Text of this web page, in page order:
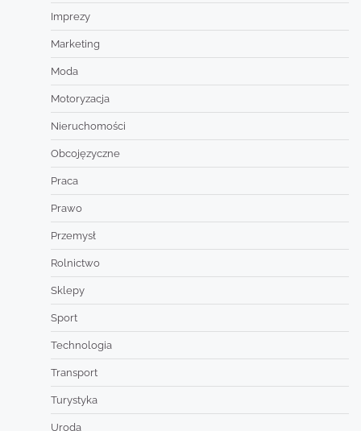
Imprezy
Marketing
Moda
Motoryzacja
Nieruchomości
Obcojęzyczne
Praca
Prawo
Przemysł
Rolnictwo
Sklepy
Sport
Technologia
Transport
Turystyka
Uroda